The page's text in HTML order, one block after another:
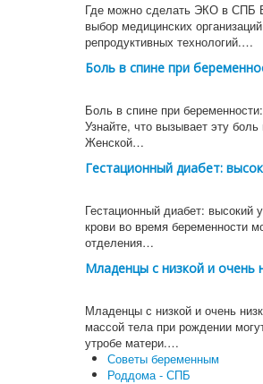
Где можно сделать ЭКО в СПБ
выбор медицинских
репродуктивных технологий.…
Боль в спине при
Боль в спине при
Узнайте, что вызывает эту
Женской…
Гестационный диабет:
Гестационный диабет: высокий
крови во время беременности
отделения…
Младенцы с низкой и очень
Младенцы с низкой и очень
массой тела при рождении
утробе матери.…
Советы беременным
Роддома - СПБ